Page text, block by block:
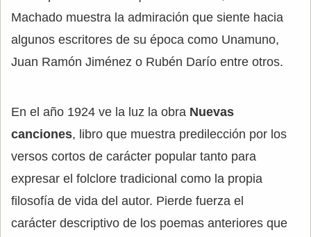
Machado muestra la admiración que siente hacia
algunos escritores de su época como Unamuno,
Juan Ramón Jiménez o Rubén Darío entre otros.
En el año 1924 ve la luz la obra Nuevas
canciones, libro que muestra predilección por los
versos cortos de carácter popular tanto para
expresar el folclore tradicional como la propia
filosofía de vida del autor. Pierde fuerza el
carácter descriptivo de los poemas anteriores que